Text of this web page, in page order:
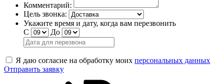
Комментарий:
Цель звонка:
Укажите время и дату, когда вам перезвонить
С
До
Я даю согласие на обработку моих персональных данных
Отправить заявку